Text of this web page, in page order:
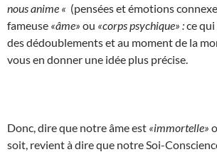
nous anime « (pensées et émotions
fameuse «âme» ou «corps psychique» :ce
des dédoublements et au moment de la
vous en donner une idée plus précise.
Donc, dire que notre âme est «immortelle»
soit, revient à dire que notre Soi-